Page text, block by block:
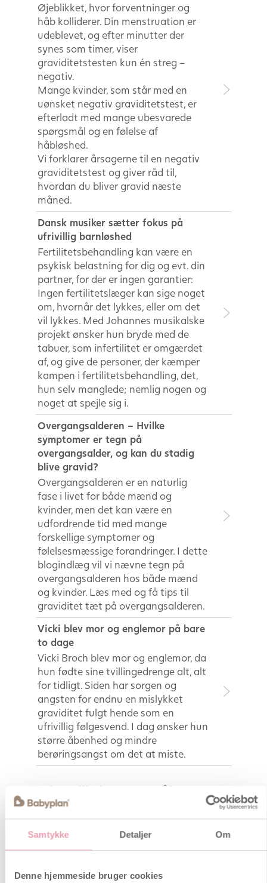
Samtykke Detaljer Om
Denne hjemmeside bruger cookies
Øjeblikket, hvor forventninger og
håb kolliderer. Din menstruation er
udeblevet, og efter minutter der
synes som timer, viser
graviditetstesten kun én streg –
negativ.
Mange kvinder, som står med en
uønsket negativ graviditetstest, er
efterladt med mange ubesvarede
spørgsmål og en følelse af
håbløshed.
Vi forklarer årsagerne til en negativ
graviditetstest og giver råd til,
hvordan du bliver gravid næste
måned.
Dansk musiker sætter fokus på
ufrivillig barnløshed
Fertilitetsbehandling kan være en
psykisk belastning for dig og evt. din
partner, for der er ingen garantier:
Ingen fertilitetslæger kan sige noget
om, hvornår det lykkes, eller om det
vil lykkes. Med Johannes musikalske
projekt ønsker hun bryde med de
tabuer, som infertilitet er omgærdet
af, og give de personer, der kæmper
kampen i fertilitetsbehandling, det,
hun selv manglede; nemlig nogen og
noget at spejle sig i.
Overgangsalderen – Hvilke
symptomer er tegn på
overgangsalder, og kan du stadig
blive gravid?
Overgangsalderen er en naturlig
fase i livet for både mænd og
kvinder, men det kan være en
udfordrende tid med mange
forskellige symptomer og
følelsesmæssige forandringer. I dette
blogindlæg vil vi nævne tegn på
overgangsalderen hos både mænd
og kvinder. Læs med og få tips til
graviditet tæt på overgangsalderen.
Vicki blev mor og englemor på bare
to dage
Vicki Broch blev mor og englemor, da
hun fødte sine tvillingedrenge alt, alt
for tidligt. Siden har sorgen og
angsten for endnu en mislykket
graviditet fulgt hende som en
ufrivillig følgesvend. I dag ønsker hun
større åbenhed og mindre
berøringsangst om det at miste.
Ofte stillede spørgsmål
tjekker du det
I denne artikel vil vi introducere dig
du nemt kan tage derhjemme. Den